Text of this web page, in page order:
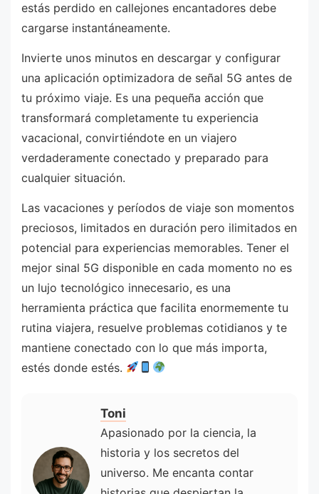
estás perdido en callejones encantadores debe
cargarse instantáneamente.
Invierte unos minutos en descargar y configurar
una aplicación optimizadora de señal 5G antes de
tu próximo viaje. Es una pequeña acción que
transformará completamente tu experiencia
vacacional, convirtiéndote en un viajero
verdaderamente conectado y preparado para
cualquier situación.
Las vacaciones y períodos de viaje son momentos
preciosos, limitados en duración pero ilimitados en
potencial para experiencias memorables. Tener el
mejor sinal 5G disponible en cada momento no es
un lujo tecnológico innecesario, es una
herramienta práctica que facilita enormemente tu
rutina viajera, resuelve problemas cotidianos y te
mantiene conectado con lo que más importa,
estés donde estés.
Toni
Apasionado por la ciencia, la
historia y los secretos del
universo. Me encanta contar